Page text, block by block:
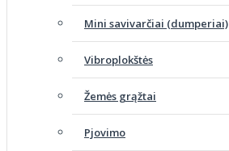
Mini savivarčiai (dumperiai)
Vibroplokštės
Žemės grąžtai
Pjovimo